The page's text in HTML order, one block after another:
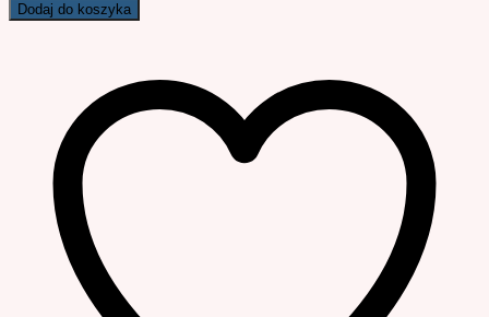
Dodaj do koszyka